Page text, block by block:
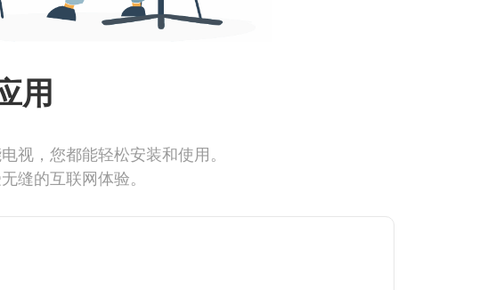
用
视，您都能轻松安装和使用。
缝的互联网体验。